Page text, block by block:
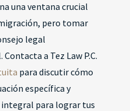
una ventana crucial
pero tomar
legal
a Tez Law P.C.
para discutir cómo
específica y
para lograr tus